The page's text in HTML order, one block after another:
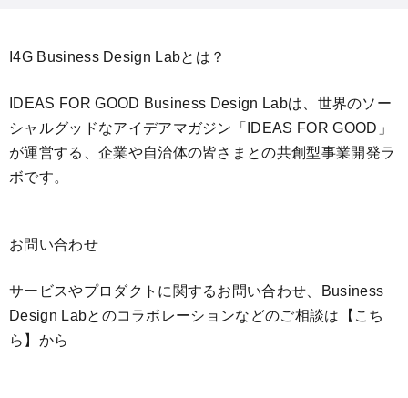
I4G Business Design Labとは？
IDEAS FOR GOOD Business Design Labは、世界のソー
シャルグッドなアイデアマガジン「IDEAS FOR GOOD」
が運営する、企業や自治体の皆さまとの共創型事業開発ラ
ボです。
お問い合わせ
サービスやプロダクトに関するお問い合わせ、Business
Design Labとのコラボレーションなどのご相談は 【こち
ら】 から